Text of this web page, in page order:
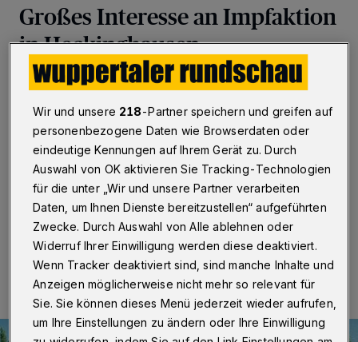
Großes Interesse an Impfaktion
in Heckinghausen
Wuppertal·Auf deutliche Resonanz ist am
vierstundige Impfaktion auf dem BAUHAUS-Parkplatz
in Heckinghausen gestoßen. Vor dem mobilen Impfbus
bildete sich eine Schlange von Bürgerinnen und
Bürgern, die sich für eine Erstimpfung gegen Covid-19
entschieden hatten.
14.08.2021 , 21:00 Uhr Eine Minute Lesezeit
Wir und unsere 218-Partner speichern und greifen auf
personenbezogene Daten wie Browserdaten oder
eindeutige Kennungen auf Ihrem Gerät zu. Durch
Auswahl von OK aktivieren Sie Tracking-Technologien
für die unter „Wir und unsere Partner verarbeiten
Daten, um Ihnen Dienste bereitzustellen“ aufgeführten
Zwecke. Durch Auswahl von Alle ablehnen oder
Widerruf Ihrer Einwilligung werden diese deaktiviert.
Wenn Tracker deaktiviert sind, sind manche Inhalte und
Anzeigen möglicherweise nicht mehr so relevant für
Sie. Sie können dieses Menü jederzeit wieder aufrufen,
um Ihre Einstellungen zu ändern oder Ihre Einwilligung